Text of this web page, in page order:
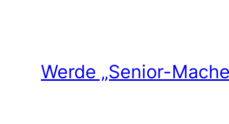
Werde „Senior-